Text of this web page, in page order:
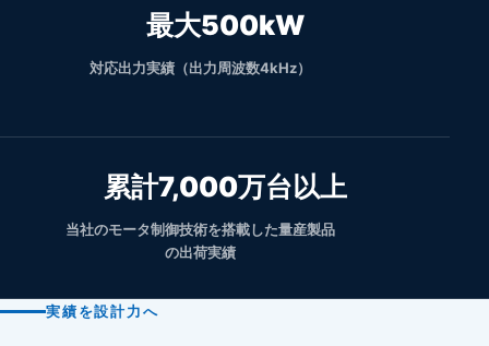
最大500kW
対応出力実績（出力周波数4kHz）
累計7,000万台以上
当社のモータ制御技術を搭載した量産製品
の出荷実績
実績を設計力へ